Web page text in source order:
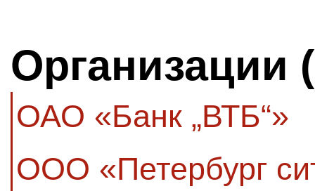
Организации
ОАО «Банк „ВТБ“»
ООО «Петербург